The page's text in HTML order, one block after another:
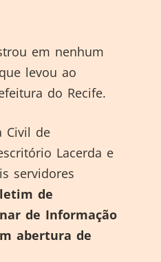
em nenhum
levou ao
do Recife.
Civil de
Lacerda e
servidores
de
de Informação
abertura de